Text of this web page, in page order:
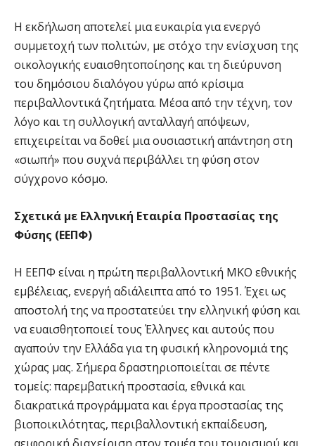
Η εκδήλωση αποτελεί μια ευκαιρία για ενεργό
συμμετοχή των πολιτών, με στόχο την ενίσχυση της
οικολογικής ευαισθητοποίησης και τη διεύρυνση
του δημόσιου διαλόγου γύρω από κρίσιμα
περιβαλλοντικά ζητήματα. Μέσα από την τέχνη, τον
λόγο και τη συλλογική ανταλλαγή απόψεων,
επιχειρείται να δοθεί μια ουσιαστική απάντηση στη
«σιωπή» που συχνά περιβάλλει τη φύση στον
σύγχρονο κόσμο.
Σχετικά με Ελληνική Εταιρία Προστασίας της
Φύσης (ΕΕΠΦ)
Η ΕΕΠΦ είναι η πρώτη περιβαλλοντική ΜKO εθνικής
εμβέλειας, ενεργή αδιάλειπτα από το 1951. Έχει ως
αποστολή της να προστατεύει την ελληνική φύση και
να ευαισθητοποιεί τους Έλληνες και αυτούς που
αγαπούν την Ελλάδα για τη φυσική κληρονομιά της
χώρας μας. Σήμερα δραστηριοποιείται σε πέντε
τομείς: παρεμβατική προστασία, εθνικά και
διακρατικά προγράμματα και έργα προστασίας της
βιοποικιλότητας, περιβαλλοντική εκπαίδευση,